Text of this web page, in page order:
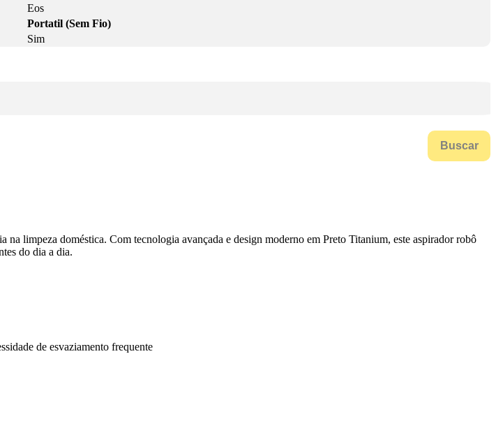
Eos
Portatil (Sem Fio)
Sim
Buscar
na limpeza doméstica. Com tecnologia avançada e design moderno em Preto Titanium, este aspirador robô
do dia a dia.
de esvaziamento frequente